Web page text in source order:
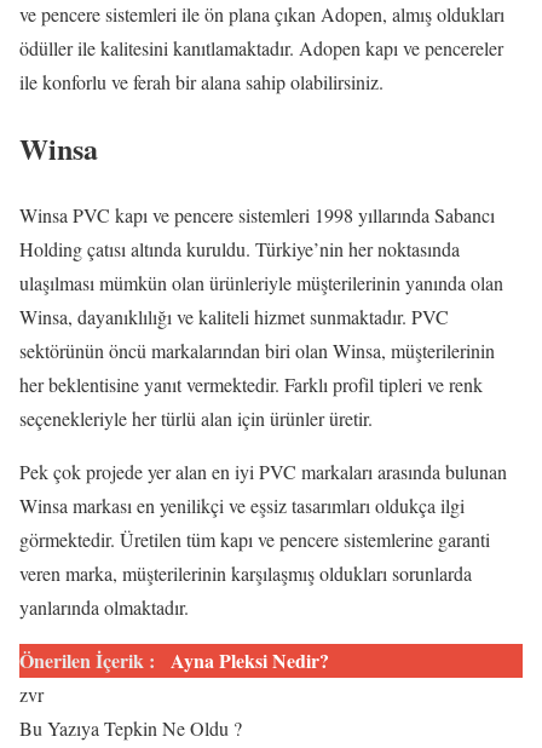
ve pencere sistemleri ile ön plana çıkan Adopen, almış oldukları
ödüller ile kalitesini kanıtlamaktadır. Adopen kapı ve pencereler
ile konforlu ve ferah bir alana sahip olabilirsiniz.
Winsa
Winsa PVC kapı ve pencere sistemleri 1998 yıllarında Sabancı
Holding çatısı altında kuruldu. Türkiye’nin her noktasında
ulaşılması mümkün olan ürünleriyle müşterilerinin yanında olan
Winsa, dayanıklılığı ve kaliteli hizmet sunmaktadır. PVC
sektörünün öncü markalarından biri olan Winsa, müşterilerinin
her beklentisine yanıt vermektedir. Farklı profil tipleri ve renk
seçenekleriyle her türlü alan için ürünler üretir.
Pek çok projede yer alan en iyi PVC markaları arasında bulunan
Winsa markası en yenilikçi ve eşsiz tasarımları oldukça ilgi
görmektedir. Üretilen tüm kapı ve pencere sistemlerine garanti
veren marka, müşterilerinin karşılaşmış oldukları sorunlarda
yanlarında olmaktadır.
Önerilen İçerik : Ayna Pleksi Nedir?
zvr
Bu Yazıya Tepkin Ne Oldu ?